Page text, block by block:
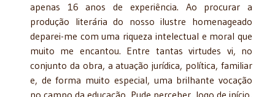
apenas 16 anos de experiência. Ao procurar a
produção literária do nosso ilustre homenageado
deparei-me com uma riqueza intelectual e moral que
muito me encantou. Entre tantas virtudes vi, no
conjunto da obra, a atuação jurídica, política, familiar
e, de forma muito especial, uma brilhante vocação